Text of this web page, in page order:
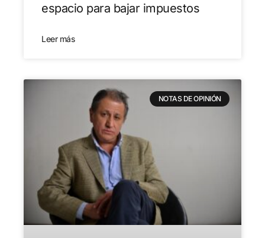
espacio para bajar impuestos
Leer más
NOTAS DE OPINIÓN